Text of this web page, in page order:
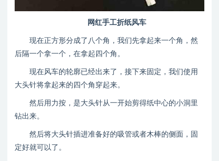
网红手工折纸风车
现在正方形分成了八个角，我们先拿起来一个角，然
后隔一个拿一个，在拿起四个角。
现在风车的轮廓已经出来了，接下来固定，我们使用
大头针将拿起来的四个角穿起来。
然后用力按，是大头针从一开始剪得纸中心的小洞里
钻出来。
然后将大头针插进准备好的吸管或者木棒的侧面，固
定好就可以了。